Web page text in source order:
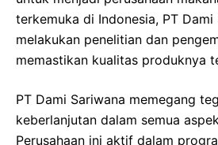
terkemuka di Indonesia, PT Dami
melakukan penelitian dan
memastikan kualitas produknya
PT Dami Sariwana memegang
keberlanjutan dalam semua
Perusahaan ini aktif dalam